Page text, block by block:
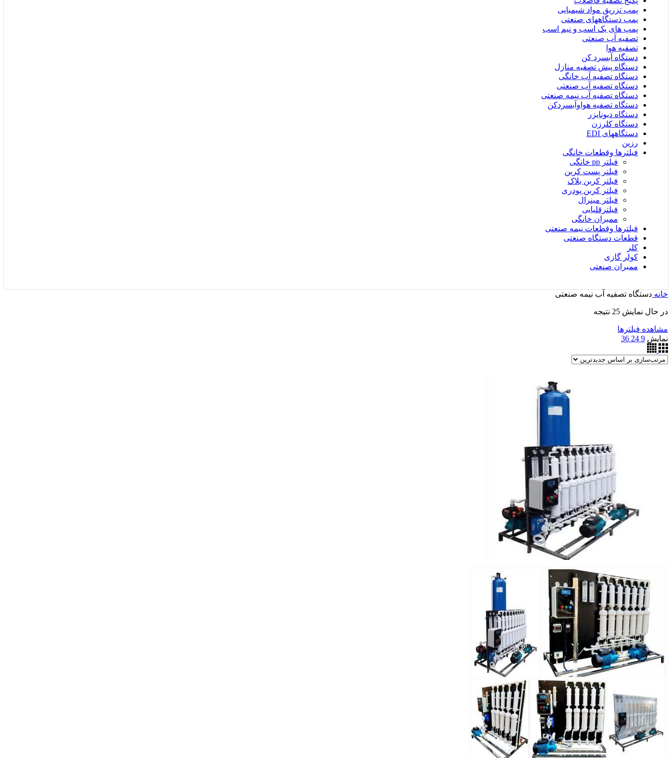
پمپ تزریق مواد شیمیایی
پمپ دستگاههای صنعتی
پمپ های یک اسب و نیم اسب
تصفیه آب صنعتی
تصفیه هوا
دستگاه آبسرد کن
دستگاه پیش تصفیه منازل
دستگاه تصفیه آب خانگی
دستگاه تصفیه آب صنعتی
دستگاه تصفیه آب نیمه صنعتی
دستگاه تصفیه هواوآبسردکن
دستگاه دیونایزر
دستگاه کلرزن
دستگاههای EDI
رزین
فیلترها وقطعات خانگی
فیلتر pp خانگی
فیلتر پست کربن
فیلتر کربن بلاک
فیلتر کربن پودری
فیلتر مینرال
فیلترقلیایی
ممبران خانگی
فیلترها وقطعات نیمه صنعتی
قطعات دستگاه صنعتی
کلر
کولر گازی
ممبران صنعتی
خانه دستگاه تصفیه آب نیمه صنعتی
در حال نمایش 25 نتیجه
مشاهده فیلترها
نمایش 9
24
36